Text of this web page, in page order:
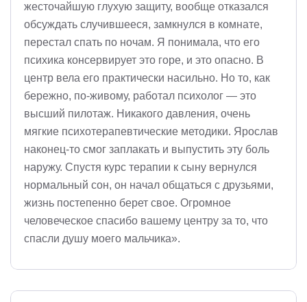
жесточайшую глухую защиту, вообще отказался
обсуждать случившееся, замкнулся в комнате,
перестал спать по ночам. Я понимала, что его
психика консервирует это горе, и это опасно. В
центр вела его практически насильно. Но то, как
бережно, по-живому, работал психолог — это
высший пилотаж. Никакого давления, очень
мягкие психотерапевтические методики. Ярослав
наконец-то смог заплакать и выпустить эту боль
наружу. Спустя курс терапии к сыну вернулся
нормальный сон, он начал общаться с друзьями,
жизнь постепенно берет свое. Огромное
человеческое спасибо вашему центру за то, что
спасли душу моего мальчика».